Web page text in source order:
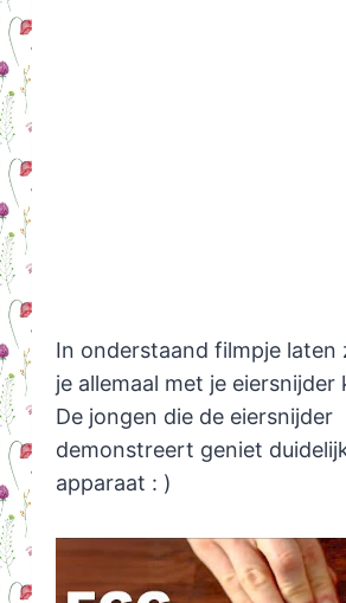
In onderstaand filmpje laten
je allemaal met je eiersnijder
De jongen die de eiersnijder
demonstreert geniet
apparaat : )